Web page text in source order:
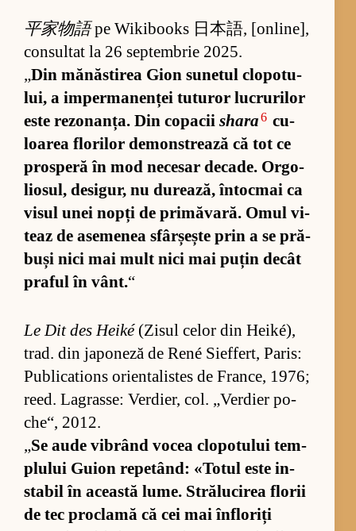
平家物語pe Wi­ki­bo­oks 日本語, [on­li­ne],
con­sul­tat la 26 sep­tem­brie 2025.
„Din mă­năs­ti­rea Gion su­ne­tul clo­po­tu­
lui, a im­per­ma­nen­ței tu­tu­ror lu­cru­ri­lor
este re­zo­nan­ța. Din co­pa­cii shara6 cu­
loa­rea flo­ri­lor de­mon­stre­ază că tot ce
pros­peră în mod ne­ce­sar de­ca­de. Or­go­
li­o­sul, de­si­gur, nu du­re­a­ză, în­toc­mai ca
vi­sul unei nopți de pri­mă­va­ră. Omul vi­
teaz de ase­me­nea sfâr­șește prin a se pră­
buși nici mai mult nici mai pu­țin de­cât
pra­ful în vânt.“
Le Dit des Heiké(Zi­sul ce­lor din Hei­ké),
trad. din ja­po­neză de René Si­effert, Pa­ris:
Pu­bli­ca­tions orien­ta­lis­tes de Fran­ce, 1976;
re­ed. La­gras­se: Ver­di­er, col. „Ver­dier po­
che“, 2012.
„Se aude vi­brând vo­cea clo­po­tu­lui tem­
plu­lui Gu­ion re­pe­tând: «To­tul este in­
sta­bil în această lu­me. Stră­lu­ci­rea flo­rii
de tec pro­clamă că cei mai în­flo­riți